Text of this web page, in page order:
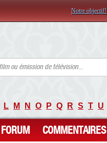
Notre objectif!
L M N O P Q R S T U
FORUM COMMENTAIRES